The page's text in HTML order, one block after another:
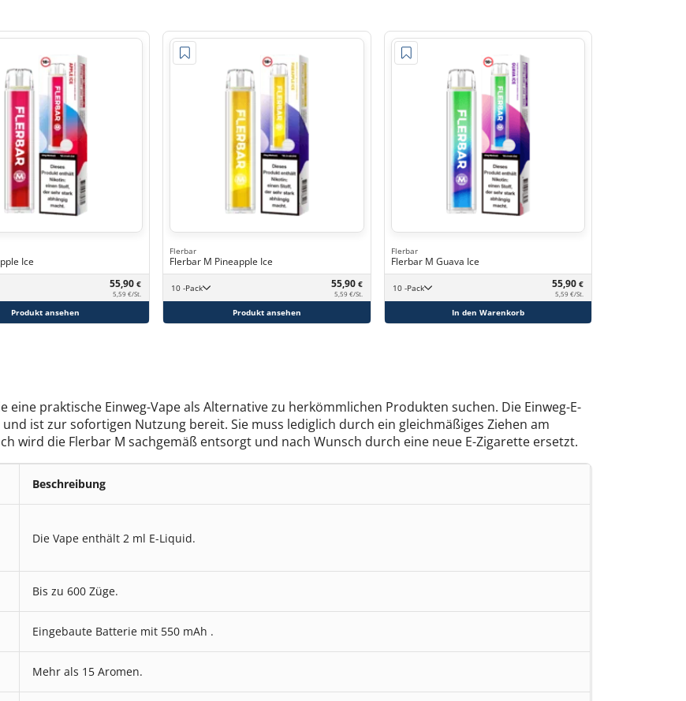
Ice
55,90 €
5,59 €/St.
Produkt ansehen
Flerbar
Flerbar M Pineapple Ice
10 -Pack 55,90 €
5,59 €/St.
Produkt ansehen
Flerbar
Flerbar M Guava Ice
10 -Pack 55,90 €
5,59 €/St.
In den Warenkorb
praktische Einweg-Vape als Alternative zu herkömmlichen Produkten suchen. Die Einweg-E-
ist zur sofortigen Nutzung bereit. Sie muss lediglich durch ein gleichmäßiges Ziehen am
wird die Flerbar M sachgemäß entsorgt und nach Wunsch durch eine neue E-Zigarette ersetzt.
Beschreibung
Die Vape enthält 2 ml E-Liquid.
Bis zu 600 Züge.
Eingebaute Batterie mit 550 mAh .
Mehr als 15 Aromen.